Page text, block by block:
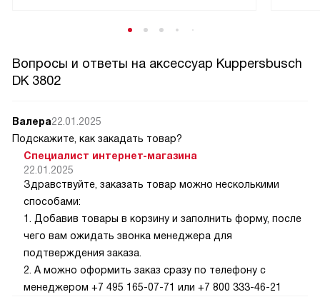
Вопросы и ответы на аксессуар Kuppersbusch
DK 3802
Валера22.01.2025
Подскажите, как закадать товар?
Специалист интернет-магазина
22.01.2025
Здравствуйте, заказать товар можно несколькими
способами:
1. Добавив товары в корзину и заполнить форму, после
чего вам ожидать звонка менеджера для
подтверждения заказа.
2. А можно оформить заказ сразу по телефону с
менеджером +7 495 165-07-71 или +7 800 333-46-21